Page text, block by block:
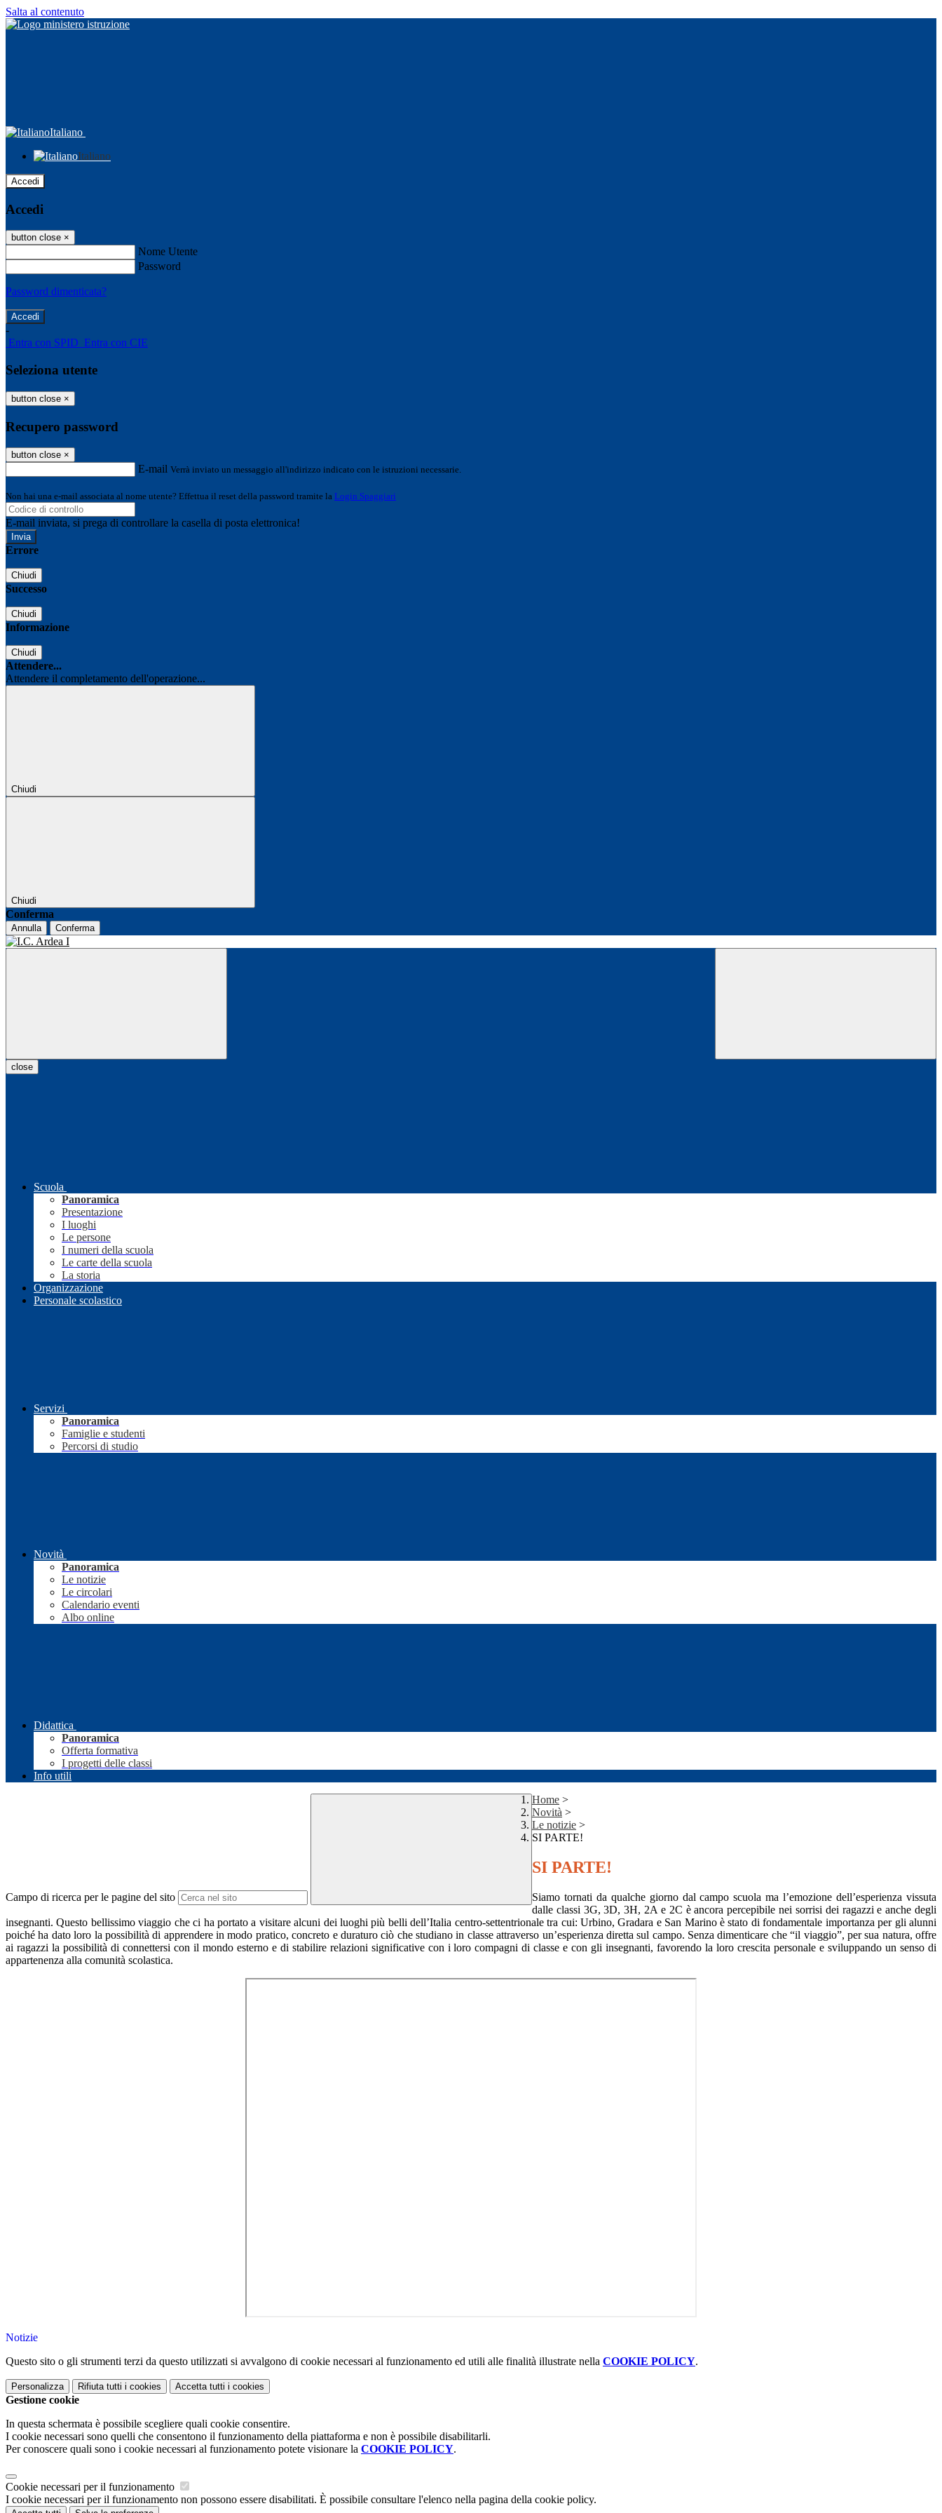
Salta al contenuto
Italiano
Italiano
Accedi
Accedi
button close ×
Nome Utente
Password
Password dimenticata?
-
Entra con SPID Entra con CIE
Seleziona utente
button close ×
Recupero password
button close ×
E-mail Verrà inviato un messaggio all'indirizzo indicato con le istruzioni necessarie.
Non hai una e-mail associata al nome utente? Effettua il reset della password tramite la Login Spaggiari
E-mail inviata, si prega di controllare la casella di posta elettronica!
Errore
Chiudi
Successo
Chiudi
Informazione
Chiudi
Attendere...
Attendere il completamento dell'operazione...
Chiudi
Chiudi
Conferma
Annulla Conferma
close
Scuola
Panoramica
Presentazione
I luoghi
Le persone
I numeri della scuola
Le carte della scuola
La storia
Organizzazione
Personale scolastico
Servizi
Panoramica
Famiglie e studenti
Percorsi di studio
Novità
Panoramica
Le notizie
Le circolari
Calendario eventi
Albo online
Didattica
Panoramica
Offerta formativa
I progetti delle classi
Info utili
Campo di ricerca per le pagine del sito
Home >
Novità >
Le notizie >
SI PARTE!
SI PARTE!
Siamo tornati da qualche giorno dal campo scuola ma l’emozione dell’esperienza vissuta
dalle classi 3G, 3D, 3H, 2A e 2C è ancora percepibile nei sorrisi dei ragazzi e anche degli
insegnanti. Questo bellissimo viaggio che ci ha portato a visitare alcuni dei luoghi più belli dell’Italia centro-settentrionale tra cui: Urbino, Gradara e San Marino è stato di fondamentale importanza per gli alunni
poiché ha dato loro la possibilità di apprendere in modo pratico, concreto e duraturo ciò che studiano in classe attraverso un’esperienza diretta sul campo. Senza dimenticare che “il viaggio”, per sua natura, offre
ai ragazzi la possibilità di connettersi con il mondo esterno e di stabilire relazioni significative con i loro compagni di classe e con gli insegnanti, favorendo la loro crescita personale e sviluppando un senso di
appartenenza alla comunità scolastica.
Notizie
Questo sito o gli strumenti terzi da questo utilizzati si avvalgono di cookie necessari al funzionamento ed utili alle finalità illustrate nella COOKIE POLICY.
Personalizza Rifiuta tutti i cookies Accetta tutti i cookies
Gestione cookie
In questa schermata è possibile scegliere quali cookie consentire.
I cookie necessari sono quelli che consentono il funzionamento della piattaforma e non è possibile disabilitarli.
Per conoscere quali sono i cookie necessari al funzionamento potete visionare la COOKIE POLICY.
Cookie necessari per il funzionamento
I cookie necessari per il funzionamento non possono essere disabilitati. È possibile consultare l'elenco nella pagina della cookie policy.